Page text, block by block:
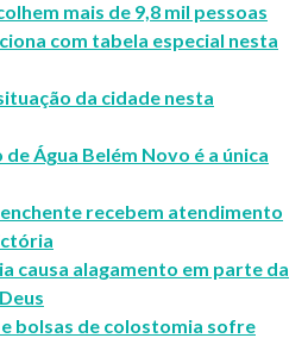
mais de 9,8 mil pessoas
com tabela especial nesta
da cidade nesta
Água Belém Novo é a única
recebem atendimento
causa alagamento em parte da
bolsas de colostomia sofre